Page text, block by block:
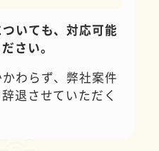
いても、対応可能
さい。
わらず、弊社案件
退させていただく